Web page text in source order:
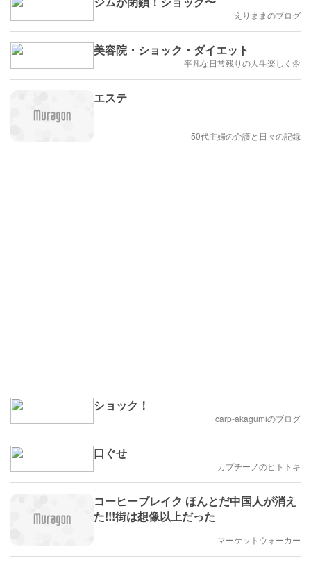
えりままのブログ
美容院・ショック・ダイエット
平凡な日常残りの人生楽しく🌼
エステ
50代主婦の介護と日々の記録
ショック！
carp-akagumiのブログ
口ぐせ
カプチーノのヒトトキ
コーヒーブレイク ほんとだ中国人が消え
た!!!街は想像以上だった
マーケットウォーカー